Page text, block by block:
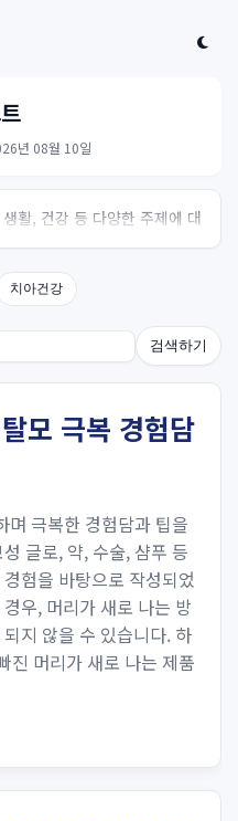
년 08월 10일
활, 건강 등 다양한 주제에 대
는 온라인 자료실입니다.
치아건강
검색하기
모 극복 경험담
며 극복한 경험담과 팁을
글로, 약, 수술, 샴푸 등
험을 바탕으로 작성되었
우, 머리가 새로 나는 방
지 않을 수 있습니다. 하
진 머리가 새로 나는 제품